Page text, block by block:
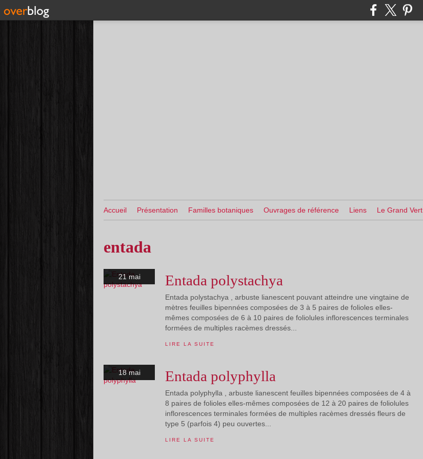
Accueil Présentation Familles botaniques Ouvrages de référence Liens Le Grand Vert
entada
21 mai Entada polystachya
Entada polystachya , arbuste lianescent pouvant atteindre une vingtaine de
mètres feuilles bipennées composées de 3 à 5 paires de folioles elles-
mêmes composées de 6 à 10 paires de foliolules inflorescences terminales
formées de multiples racèmes dressés...
LIRE LA SUITE
18 mai Entada polyphylla
Entada polyphylla , arbuste lianescent feuilles bipennées composées de 4 à
8 paires de folioles elles-mêmes composées de 12 à 20 paires de foliolules
inflorescences terminales formées de multiples racèmes dressés fleurs de
type 5 (parfois 4) peu ouvertes...
LIRE LA SUITE